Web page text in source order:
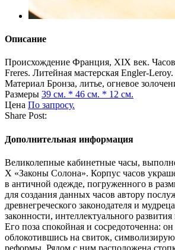
Описание
Происхождение Франция, ХIХ век.
Freres. Литейная мастерская Engler-Leroy.
Материал Бронза, литье, огневое
Размеры 39 см. * 46 см. * 12 см.
Цена По запросу.
Share Post:
Дополнительная информация
Великолепные кабинетные часы,
Х «Законы Солона». Корпус часов
в античной одежде, погруженного в
для создания данных часов автору
древнегреческого законодателя и
законности, интеллектуального
Его поза спокойная и сосредоточенна: он
облокотившись на свиток,
реформы. Рядом с ним расположена